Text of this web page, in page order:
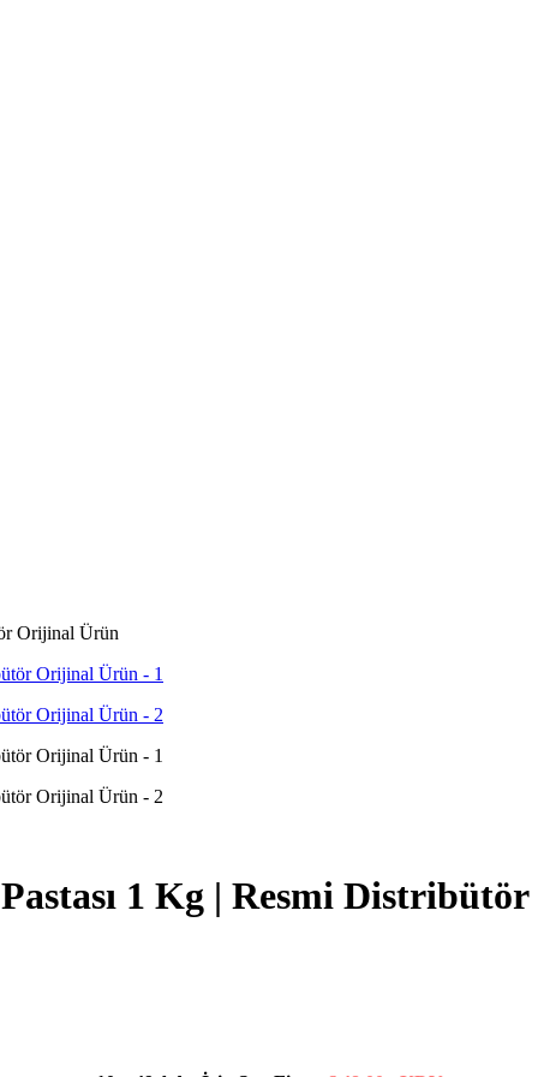
Orijinal Ürün
1 Kg | Resmi